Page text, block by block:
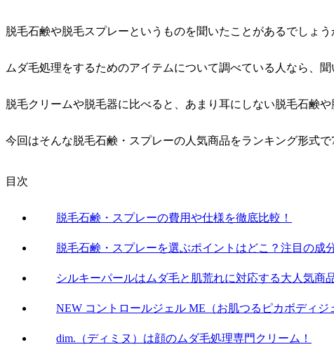
脱毛石鹸や脱毛スプレーというものを聞いたことがあるでしょう
ムダ毛処理をするためのアイテムについて調べている人なら、
脱毛クリームや脱毛器に比べると、あまり耳にしない脱毛石鹸や
今回はそんな脱毛石鹸・スプレーの人気商品をランキング形式で
目次
脱毛石鹸・スプレーの費用や仕様を徹底比較！
脱毛石鹸・スプレーを選ぶポイントはどこ？注目の成
シルキーパールはムダ毛と肌荒れに対応する大人気商
NEW コントロールジェル ME（お肌つるピカボディジ
dim.（ディミヌ）は顔のムダ毛処理専門クリーム！